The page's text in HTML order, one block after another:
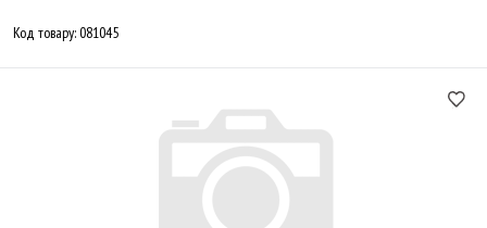
Код товару:081045